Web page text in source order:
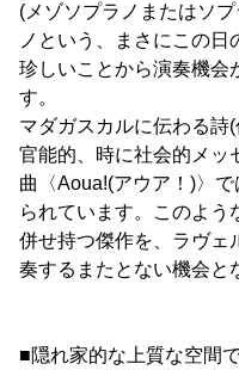
(メゾソプラノまたはソ
ノという、まさにこの
珍しいことから演奏機会
す。
マダガスカルに伝わる詩
官能的、時に社会的メッ
曲〈Aoua!(アウア！)〉
られています。このよう
併せ持つ傑作を、ラヴェ
奏するまたとない機会と
■隠れ家的な上質な空間